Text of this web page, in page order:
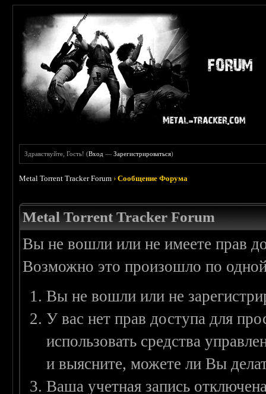
Здравствуйте, Гость! (Вход —Зарегистрироваться)
Metal Torrent Tracker Forum ›Сообщение Форума
Metal Torrent Tracker Forum
Вы не вошли или не имеете прав
Возможно это произошло по
Вы не вошли или не
У вас нет прав доступа для
использовать средства
и выясните, можете ли Вы
Ваша учетная запись